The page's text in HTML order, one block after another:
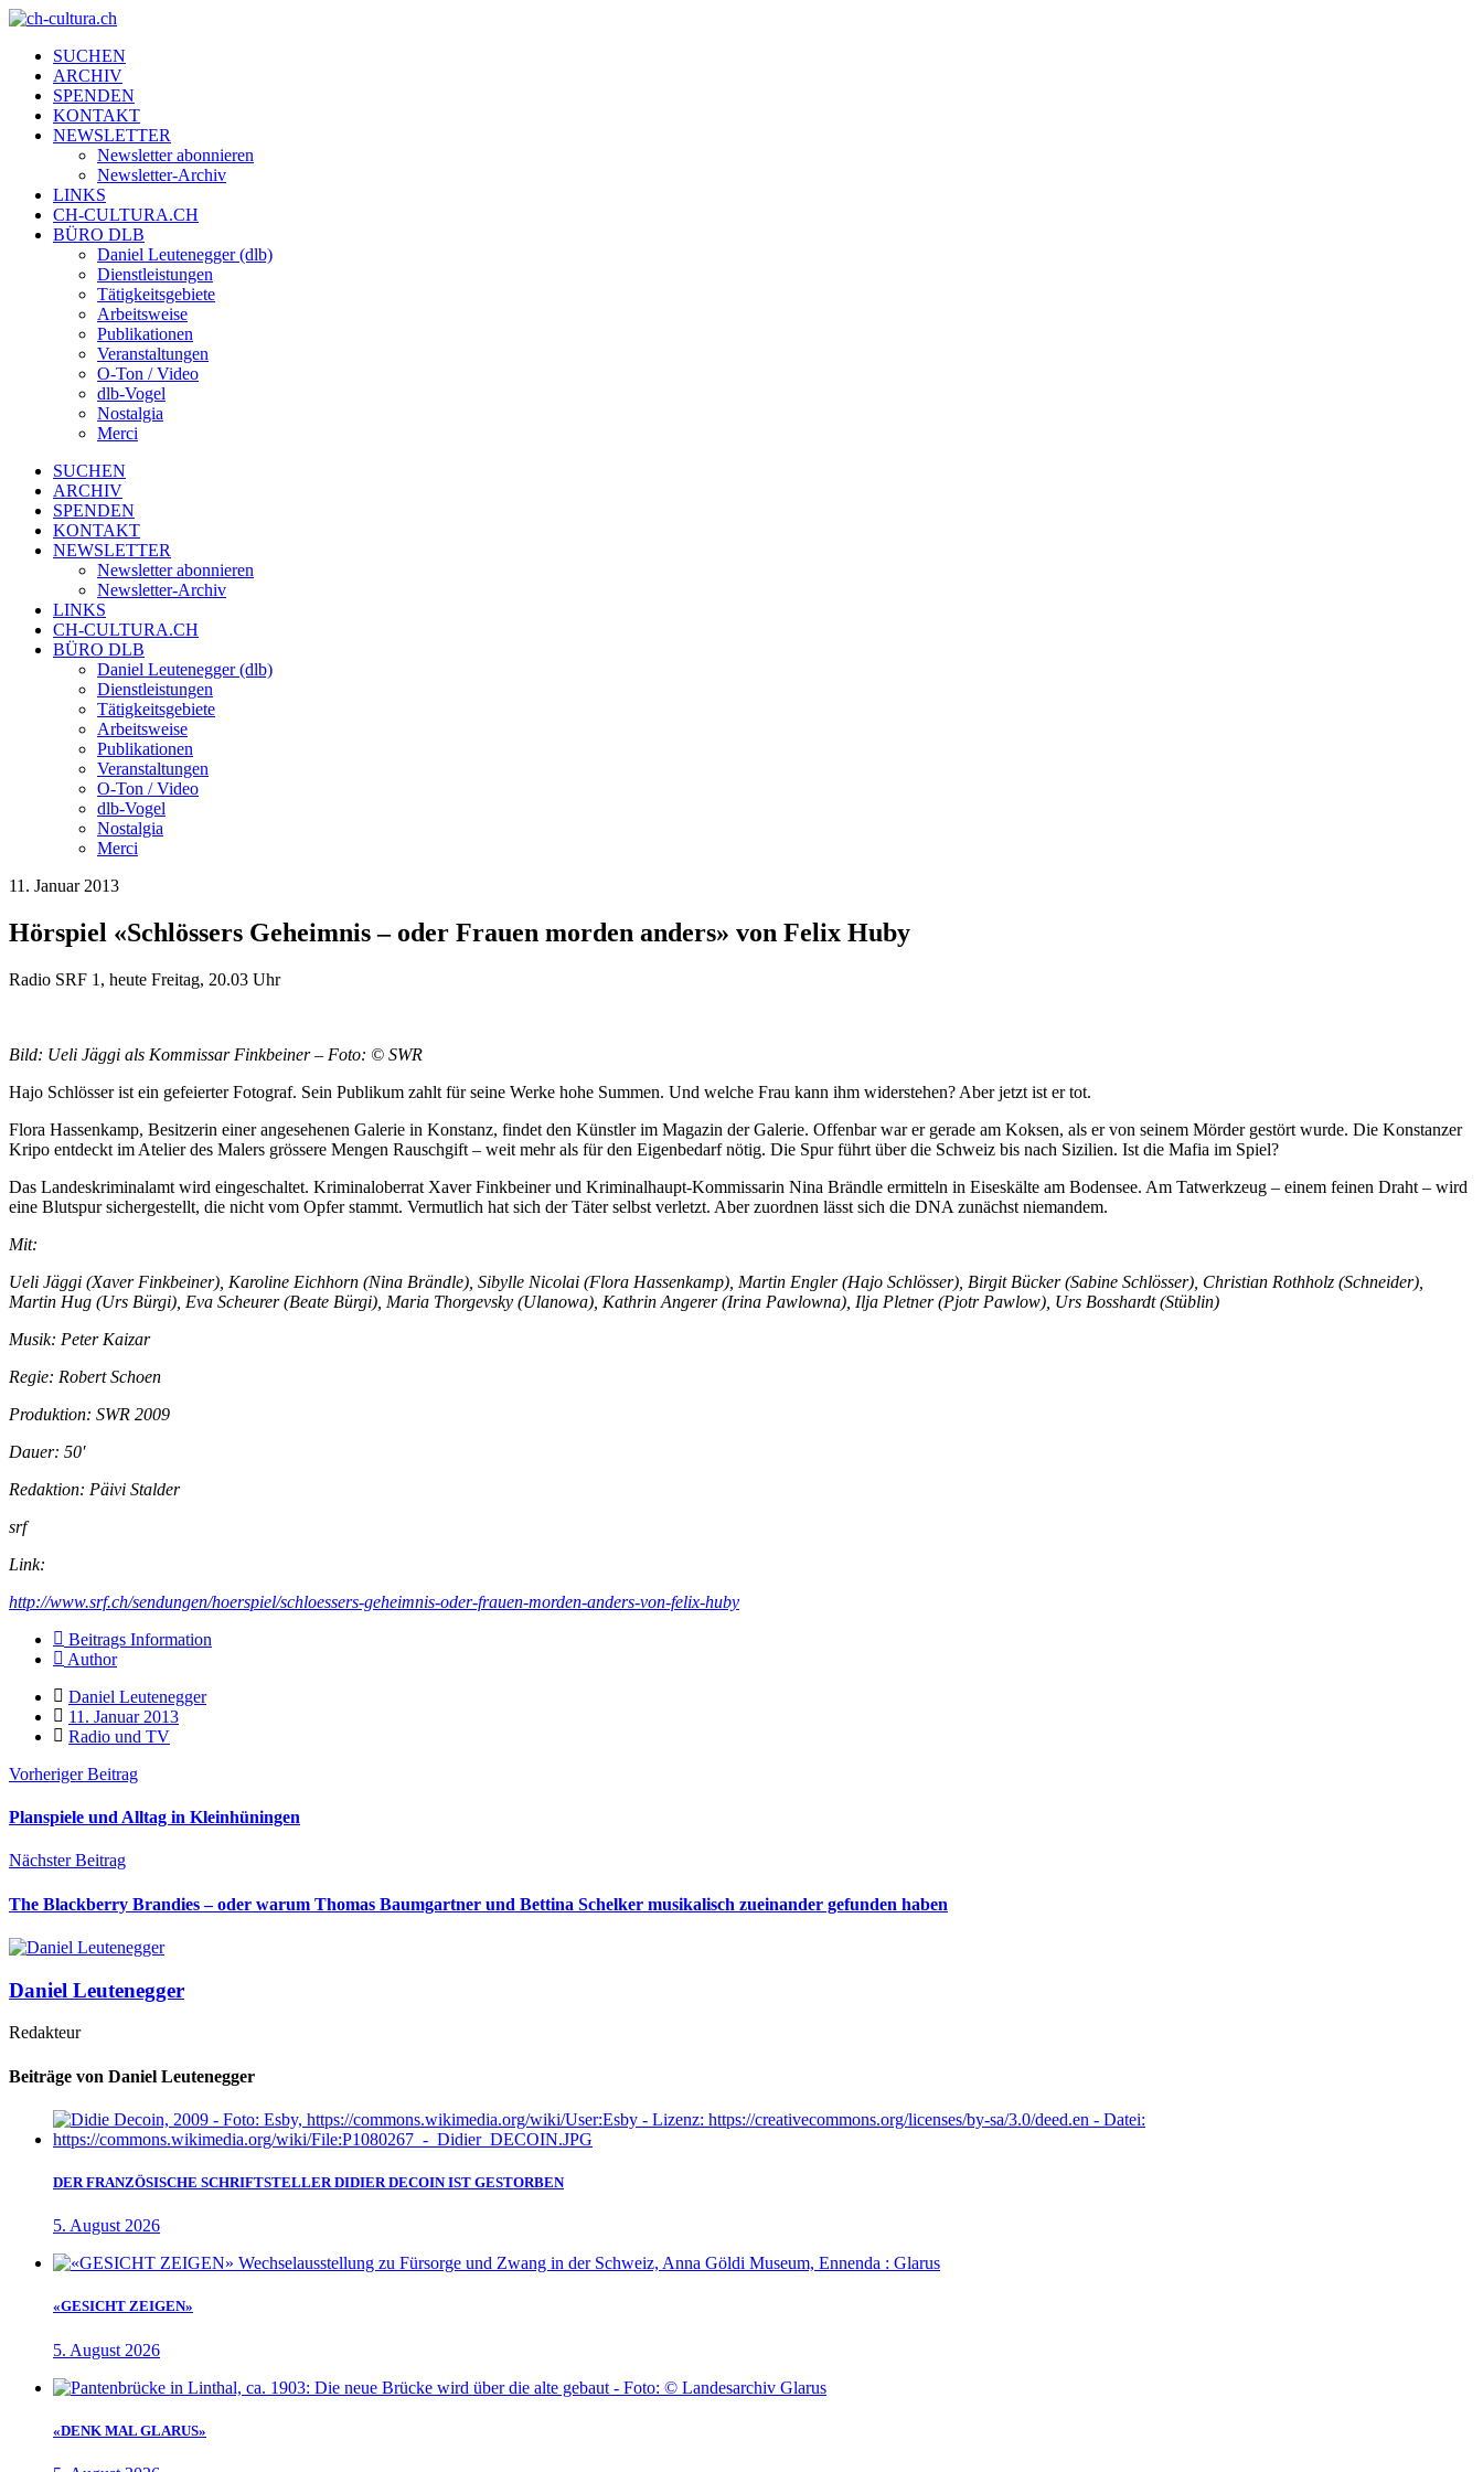
SUCHEN
ARCHIV
SPENDEN
KONTAKT
NEWSLETTER
Newsletter abonnieren
Newsletter-Archiv
LINKS
CH-CULTURA.CH
BÜRO DLB
Daniel Leutenegger (dlb)
Dienstleistungen
Tätigkeitsgebiete
Arbeitsweise
Publikationen
Veranstaltungen
O-Ton / Video
dlb-Vogel
Nostalgia
Merci
SUCHEN
ARCHIV
SPENDEN
KONTAKT
NEWSLETTER
Newsletter abonnieren
Newsletter-Archiv
LINKS
CH-CULTURA.CH
BÜRO DLB
Daniel Leutenegger (dlb)
Dienstleistungen
Tätigkeitsgebiete
Arbeitsweise
Publikationen
Veranstaltungen
O-Ton / Video
dlb-Vogel
Nostalgia
Merci
11. Januar 2013
Hörspiel «Schlössers Geheimnis – oder Frauen morden anders» von Felix Huby
Radio SRF 1, heute Freitag, 20.03 Uhr
Bild: Ueli Jäggi als Kommissar Finkbeiner – Foto: © SWR
Hajo Schlösser ist ein gefeierter Fotograf. Sein Publikum zahlt für seine Werke hohe Summen. Und welche Frau kann ihm widerstehen? Aber jetzt ist er tot.
Flora Hassenkamp, Besitzerin einer angesehenen Galerie in Konstanz, findet den Künstler im Magazin der Galerie. Offenbar war er gerade am Koksen, als er von seinem Mörder gestört wurde. Die Konstanzer
Kripo entdeckt im Atelier des Malers grössere Mengen Rauschgift – weit mehr als für den Eigenbedarf nötig. Die Spur führt über die Schweiz bis nach Sizilien. Ist die Mafia im Spiel?
Das Landeskriminalamt wird eingeschaltet. Kriminaloberrat Xaver Finkbeiner und Kriminalhaupt-Kommissarin Nina Brändle ermitteln in Eiseskälte am Bodensee. Am Tatwerkzeug – einem feinen Draht – wird
eine Blutspur sichergestellt, die nicht vom Opfer stammt. Vermutlich hat sich der Täter selbst verletzt. Aber zuordnen lässt sich die DNA zunächst niemandem.
Mit:
Ueli Jäggi (Xaver Finkbeiner), Karoline Eichhorn (Nina Brändle), Sibylle Nicolai (Flora Hassenkamp), Martin Engler (Hajo Schlösser), Birgit Bücker (Sabine Schlösser), Christian Rothholz (Schneider),
Martin Hug (Urs Bürgi), Eva Scheurer (Beate Bürgi), Maria Thorgevsky (Ulanowa), Kathrin Angerer (Irina Pawlowna), Ilja Pletner (Pjotr Pawlow), Urs Bosshardt (Stüblin)
Musik: Peter Kaizar
Regie: Robert Schoen
Produktion: SWR 2009
Dauer: 50′
Redaktion: Päivi Stalder
srf
Link:
http://www.srf.ch/sendungen/hoerspiel/schloessers-geheimnis-oder-frauen-morden-anders-von-felix-huby
Beitrags Information
Author
Daniel Leutenegger
11. Januar 2013
Radio und TV
Vorheriger Beitrag
Planspiele und Alltag in Kleinhüningen
Nächster Beitrag
The Blackberry Brandies – oder warum Thomas Baumgartner und Bettina Schelker musikalisch zueinander gefunden haben
Daniel Leutenegger
Redakteur
Beiträge von Daniel Leutenegger
DER FRANZÖSISCHE SCHRIFTSTELLER DIDIER DECOIN IST GESTORBEN
5. August 2026
«GESICHT ZEIGEN»
5. August 2026
«DENK MAL GLARUS»